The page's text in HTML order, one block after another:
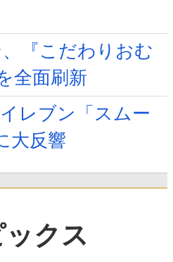
『こだわりおむ
全面刷新
イレブン「スムー
大反響
クス